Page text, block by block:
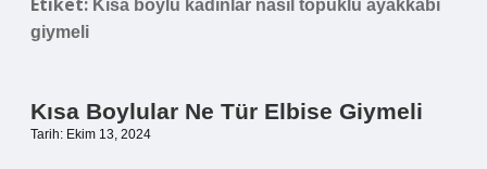
Kısa boylu kadınlar nasıl topuklu ayakkabı
giymeli
Kısa Boylular Ne Tür Elbise Giymeli
Tarih: Ekim 13, 2024